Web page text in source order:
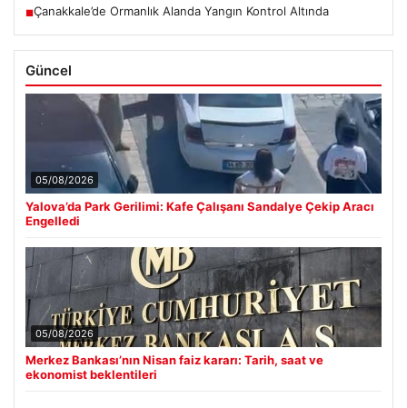
■Çanakkale’de Ormanlık Alanda Yangın Kontrol Altında
Güncel
05/08/2026
Yalova’da Park Gerilimi: Kafe Çalışanı Sandalye Çekip Aracı
Engelledi
05/08/2026
Merkez Bankası’nın Nisan faiz kararı: Tarih, saat ve
ekonomist beklentileri